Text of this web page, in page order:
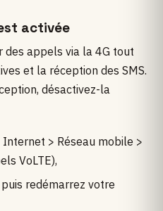
activée
des appels via la 4G tout
et la réception des SMS.
désactivez-la
> Réseau mobile >
VoLTE),
redémarrez votre